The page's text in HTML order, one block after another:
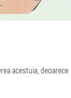
acestuia, deoarece